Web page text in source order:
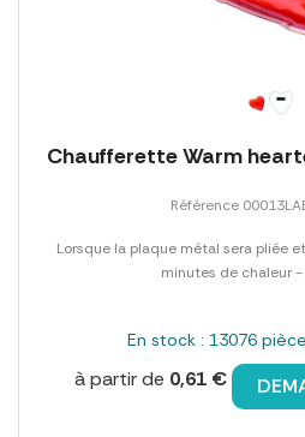
Chaufferette Warm
Référence
Lorsque la plaque métal sera pliée
minutes de chaleur -
En stock : 13076
à partir de 0,61 €